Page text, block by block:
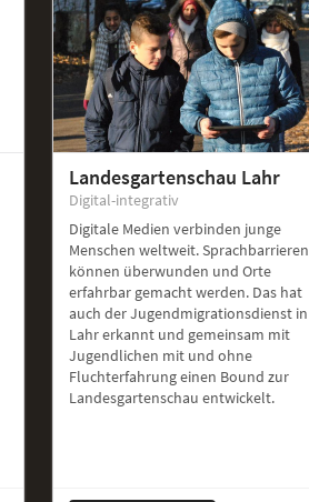
Landesgartenschau Lahr
Digital-integrativ
Digitale Medien verbinden junge
Menschen weltweit. Sprachbarrieren
können überwunden und Orte
erfahrbar gemacht werden. Das hat
auch der Jugendmigrationsdienst in
Lahr erkannt und gemeinsam mit
Jugendlichen mit und ohne
Fluchterfahrung einen Bound zur
Landesgartenschau entwickelt.